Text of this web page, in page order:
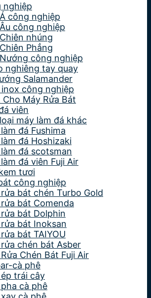
nghiệp
công nghiệp
công nghiệp
nhúng
Phẳng
công nghiệp
nghiêng tay quay
Salamander
inox công nghiệp
Cho Máy Rửa Bát
viên
máy làm đá khác
đá Fushima
đá Hoshizaki
đá scotsman
đá viên Fuji Air
tươi
công nghiệp
bát chén Turbo Gold
bát Comenda
bát Dolphin
bát Inoksan
bát TAIYOU
chén bát Asber
Chén Bát Fuji Air
cà phê
trái cây
cà phê